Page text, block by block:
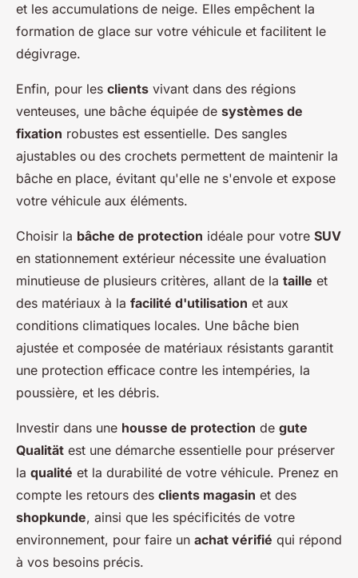
et les accumulations de neige. Elles empêchent la
formation de glace sur votre véhicule et facilitent le
dégivrage.
Enfin, pour les clients vivant dans des régions
venteuses, une bâche équipée de systèmes de
fixation robustes est essentielle. Des sangles
ajustables ou des crochets permettent de maintenir la
bâche en place, évitant qu'elle ne s'envole et expose
votre véhicule aux éléments.
Choisir la bâche de protection idéale pour votre SUV
en stationnement extérieur nécessite une évaluation
minutieuse de plusieurs critères, allant de la taille et
des matériaux à la facilité d'utilisation et aux
conditions climatiques locales. Une bâche bien
ajustée et composée de matériaux résistants garantit
une protection efficace contre les intempéries, la
poussière, et les débris.
Investir dans une housse de protection de gute
Qualität est une démarche essentielle pour préserver
la qualité et la durabilité de votre véhicule. Prenez en
compte les retours des clients magasin et des
shopkunde, ainsi que les spécificités de votre
environnement, pour faire un achat vérifié qui répond
à vos besoins précis.